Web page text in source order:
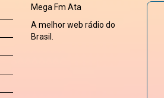
Mega Fm Ata
A melhor web rádio do
Brasil.